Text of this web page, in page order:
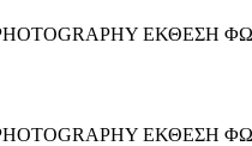
ΕΚΘΕΣΗ
ΕΚΘΕΣΗ